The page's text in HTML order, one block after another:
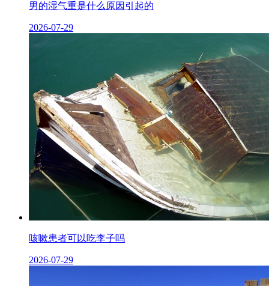
男的湿气重是什么原因引起的
2026-07-29
咳嗽患者可以吃李子吗
2026-07-29